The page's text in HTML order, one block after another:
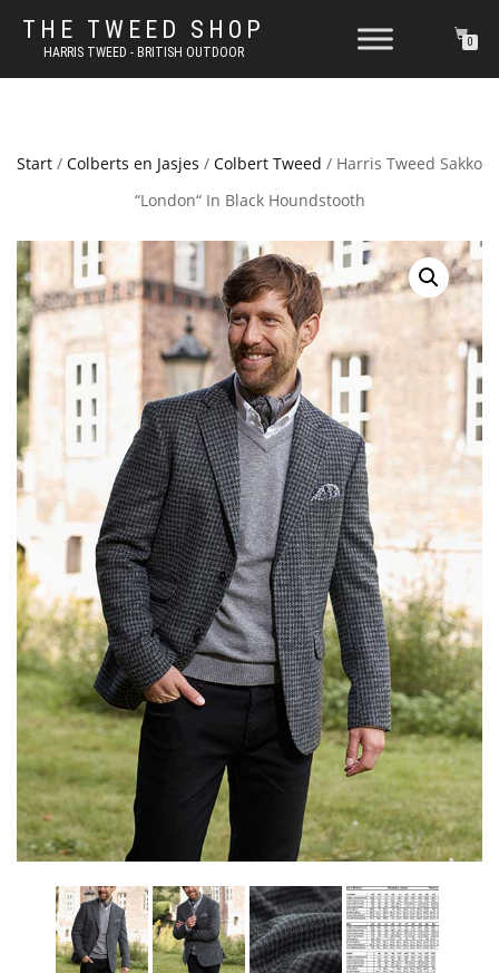
THE TWEED SHOP
HARRIS TWEED - BRITISH OUTDOOR
0
Start / Colberts en Jasjes / Colbert Tweed / Harris Tweed Sakko
“London“ In Black Houndstooth